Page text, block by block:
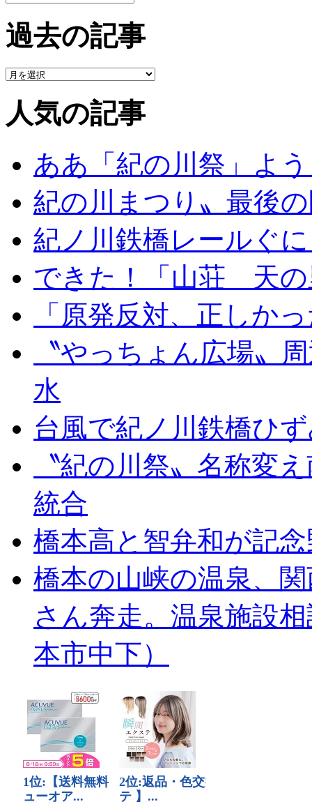
過去の記事
人気の記事
ああ「紀の川祭」よ
紀の川まつり〟最後
紀ノ川鉄橋レールぐ
できた！「山荘 天の
「原発反対、正しか
〝やっちょん広場〟
水
台風で紀ノ川鉄橋ひ
〝紀の川祭〟名称変
統合
橋本高と智弁和が記
橋本の山峡の温泉、
さん奔走。温泉施設
本市中下）